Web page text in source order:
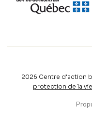
2026 Centre d'action
protection de la